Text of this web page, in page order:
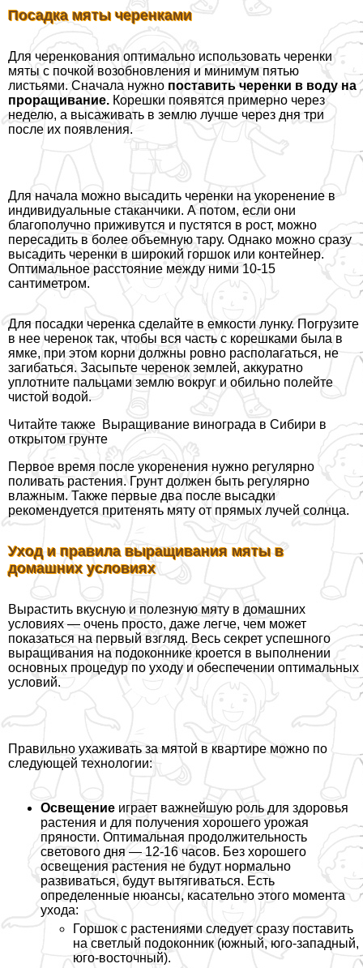
Посадка мяты черенками
Для черенкования оптимально использовать черенки
мяты с почкой возобновления и минимум пятью
листьями. Сначала нужно поставить черенки в воду на
проращивание. Корешки появятся примерно через
неделю, а высаживать в землю лучше через дня три
после их появления.
Для начала можно высадить черенки на укоренение в
индивидуальные стаканчики. А потом, если они
благополучно приживутся и пустятся в рост, можно
пересадить в более объемную тару. Однако можно сразу
высадить черенки в широкий горшок или контейнер.
Оптимальное расстояние между ними 10-15
сантиметром.
Для посадки черенка сделайте в емкости лунку. Погрузите
в нее черенок так, чтобы вся часть с корешками была в
ямке, при этом корни должны ровно располагаться, не
загибаться. Засыпьте черенок землей, аккуратно
уплотните пальцами землю вокруг и обильно полейте
чистой водой.
Читайте также Выращивание винограда в Сибири в
открытом грунте
Первое время после укоренения нужно регулярно
поливать растения. Грунт должен быть регулярно
влажным. Также первые два после высадки
рекомендуется притенять мяту от прямых лучей солнца.
Уход и правила выращивания мяты в
домашних условиях
Вырастить вкусную и полезную мяту в домашних
условиях — очень просто, даже легче, чем может
показаться на первый взгляд. Весь секрет успешного
выращивания на подоконнике кроется в выполнении
основных процедур по уходу и обеспечении оптимальных
условий.
Правильно ухаживать за мятой в квартире можно по
следующей технологии:
Освещение играет важнейшую роль для здоровья
растения и для получения хорошего урожая
пряности. Оптимальная продолжительность
светового дня — 12-16 часов. Без хорошего
освещения растения не будут нормально
развиваться, будут вытягиваться. Есть
определенные нюансы, касательно этого момента
ухода:
Горшок с растениями следует сразу поставить
на светлый подоконник (южный, юго-западный,
юго-восточный).